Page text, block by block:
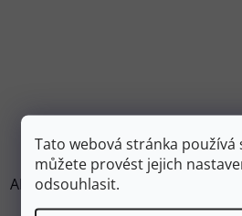
Tato webová stránka
můžete provést jejich
odsouhlasit.
ALFA Dámské trekové boty DRIV
červené